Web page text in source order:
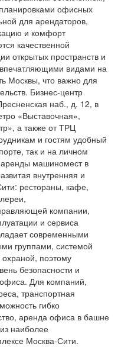
офисных
для арендаторов,
и комфорт
качественной
открытых пространств и
видами на
Москвы, что важно для
Бизнес-центр
наб., д. 12, в
«Выставочная»,
а также от ТРЦ
и гостям удобный
так и на личном
машиномест в
внутренняя и
рестораны, кафе,
компании,
и сервиса
современными
группами, системой
охраной, поэтому
безопасности и
Для компаний,
транспортная
гибко
аренда офиса в башне
наиболее
Москва-Сити.